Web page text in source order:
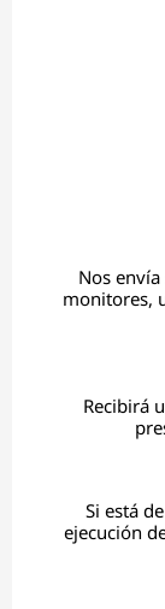
Nos
monitores,
Recibirá
Si está
ejecución